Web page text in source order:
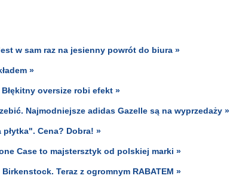
w sam raz na jesienny powrót do biura »
»
oversize robi efekt »
Najmodniejsze adidas Gazelle są na wyprzedaży »
Cena? Dobra! »
Case to majstersztyk od polskiej marki »
Teraz z ogromnym RABATEM »